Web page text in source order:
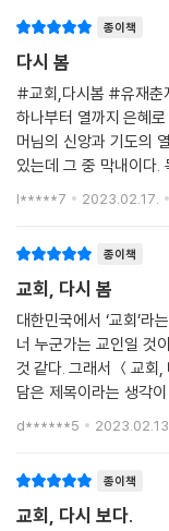
그리스도의 십자가는 패
세를 이기시고 부활하신
다. 그러므로 주님을 따
고, 세상에 희망을 선포
자 위르겐 몰트만은 《
도는 우리에게 희망을
그리스도의 교회는 뭇
남다른 기대와 희망을
다. 처음 기대하고 구상
의 결과물이 나오지는
론 기쁨과 감사로, 때론
을 지나왔습니다. 다양
고 연약한 마음도 단단
그것은 나의 환경이 어
니다.“주여 이제 내가
이 책은 그가 하나님 나
회의 차이가 없습니다.
나님과 함께 만들어 온
와 같은 문제, 같은 어려
게는 새롭게 생명이 싹
주님을 위해 그의 이야
니다. 그 선택은 형통과
지는 자존심이 더 많았
의 소망을 회복하고, 섬
- 최병락 (목사, 강남중앙침
유재춘 목사님의 책 《
큼 ‘영성과 인격이 갖추
든 분이 유재춘 목사님
종이책
다시 봄
#교회,다시봄 #유재춘
하나부터 열까지 은혜
머님의 신앙과 기도의
있는데 그 중 막내이다. 목차로는 1. 아름다운 교회를 꿈꾸다, 2. 열정으로
교회를 세우다, 3. 기쁨
l*****7 2023.02.17.
종이책
교회, 다시 봄
대한민국에서 ‘교회’라
너 누군가는 교인일 것
것 같다. 그래서 ＜교회
담은 제목이라는 생각
오다. 봄은 열매 맺기
d******5 2023.02.13.
종이책
교회, 다시 보다.